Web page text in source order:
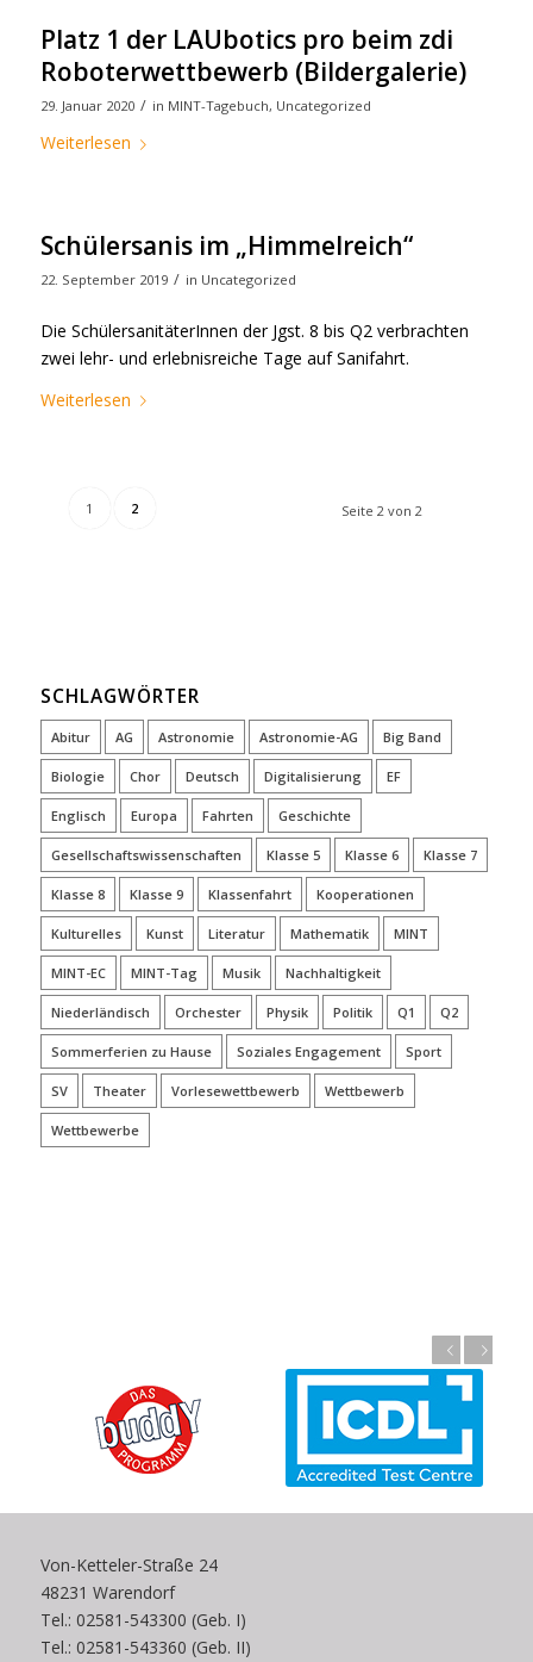
Platz 1 der LAUbotics pro beim zdi
Roboterwettbewerb (Bildergalerie)
29. Januar 2020 / in MINT-Tagebuch, Uncategorized
Weiterlesen
Schülersanis im „Himmelreich“
22. September 2019 / in Uncategorized
Die SchülersanitäterInnen der Jgst. 8 bis Q2 verbrachten
zwei lehr- und erlebnisreiche Tage auf Sanifahrt.
Weiterlesen
Seite 2 von 2
1 2
SCHLAGWÖRTER
Abitur AG Astronomie Astronomie-AG Big Band
Biologie Chor Deutsch Digitalisierung EF
Englisch Europa Fahrten Geschichte
Gesellschaftswissenschaften Klasse 5 Klasse 6 Klasse 7
Klasse 8 Klasse 9 Klassenfahrt Kooperationen
Kulturelles Kunst Literatur Mathematik MINT
MINT-EC MINT-Tag Musik Nachhaltigkeit
Niederländisch Orchester Physik Politik Q1 Q2
Sommerferien zu Hause Soziales Engagement Sport
SV Theater Vorlesewettbewerb Wettbewerb
Wettbewerbe
Von-Ketteler-Straße 24
48231 Warendorf
Tel.: 02581-543300 (Geb. I)
Tel.: 02581-543360 (Geb. II)